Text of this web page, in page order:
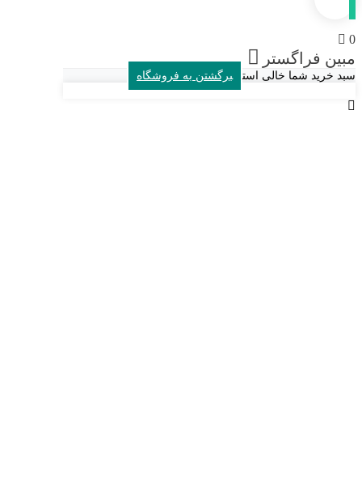
0
مبین فراگستر
سبد خرید شما خالی است برگشتن به فروشگاه